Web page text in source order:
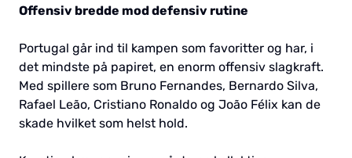
Offensiv bredde mod defensiv rutine
Portugal går ind til kampen som favoritter og har, i
det mindste på papiret, en enorm offensiv slagkraft.
Med spillere som Bruno Fernandes, Bernardo Silva,
Rafael Leão, Cristiano Ronaldo og João Félix kan de
skade hvilket som helst hold.